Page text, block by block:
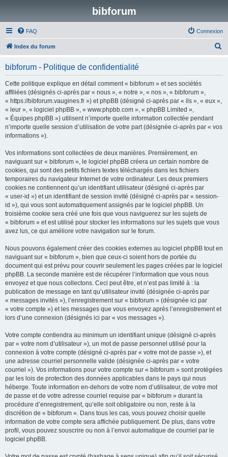
bibforum
FAQ Connexion
Index du forum
bibforum - Politique de confidentialité
Cette politique explique en détail comment « bibforum » et ses sociétés
affiliées (désignés ci-après par « nous », « notre », « nos », « bibforum »,
« https://bibforum.vaugines.fr ») et phpBB (désigné ci-après par « ils », « eux »,
« leur », « logiciel phpBB », « www.phpbb.com », « phpBB Limited »,
« Équipes phpBB ») utilisent n’importe quelle information collectée pendant
n’importe quelle session d’utilisation de votre part (désignée ci-après par « vos
informations »).
Vos informations sont collectées de deux manières. Premièrement, en
naviguant sur « bibforum », le logiciel phpBB créera un certain nombre de
cookies, qui sont des petits fichiers textes téléchargés dans les fichiers
temporaires du navigateur Internet de votre ordinateur. Les deux premiers
cookies ne contiennent qu’un identifiant utilisateur (désigné ci-après par
« user-id ») et un identifiant de session invité (désigné ci-après par « session-
id »), qui vous sont automatiquement assignés par le logiciel phpBB. Un
troisième cookie sera créé une fois que vous naviguerez sur les sujets de
« bibforum » et est utilisé pour stocker les informations sur les sujets que vous
avez lus, ce qui améliore votre navigation sur le forum.
Nous pouvons également créer des cookies externes au logiciel phpBB tout en
naviguant sur « bibforum », bien que ceux-ci soient hors de portée du
document qui est prévu pour couvrir seulement les pages créées par le logiciel
phpBB. La seconde manière est de récupérer l’information que vous nous
envoyez et que nous collectons. Ceci peut être, et n’est pas limité à : la
publication de message en tant qu’utilisateur invité (désignée ci-après par
« messages invités »), l’enregistrement sur « bibforum » (désignée ici par
« votre compte ») et les messages que vous envoyez après l’enregistrement et
lors d’une connexion (désignés ici par « vos messages »).
Votre compte contiendra au minimum un identifiant unique (désigné ci-après
par « votre nom d’utilisateur »), un mot de passe personnel utilisé pour la
connexion à votre compte (désigné ci-après par « votre mot de passe »), et
une adresse courriel personnelle valide (désignée ci-après par « votre
courriel »). Vos informations pour votre compte sur « bibforum » sont protégées
par les lois de protection des données applicables dans le pays qui nous
héberge. Toute information en-dehors de votre nom d’utilisateur, de votre mot
de passe et de votre adresse courriel requise par « bibforum » durant la
procédure d’enregistrement, qu’elle soit obligatoire ou non, reste à la
discrétion de « bibforum ». Dans tous les cas, vous pouvez choisir quelle
information de votre compte sera affichée publiquement. De plus, dans votre
profil, vous pouvez souscrire ou non à l’envoi automatique de courriel par le
logiciel phpBB.